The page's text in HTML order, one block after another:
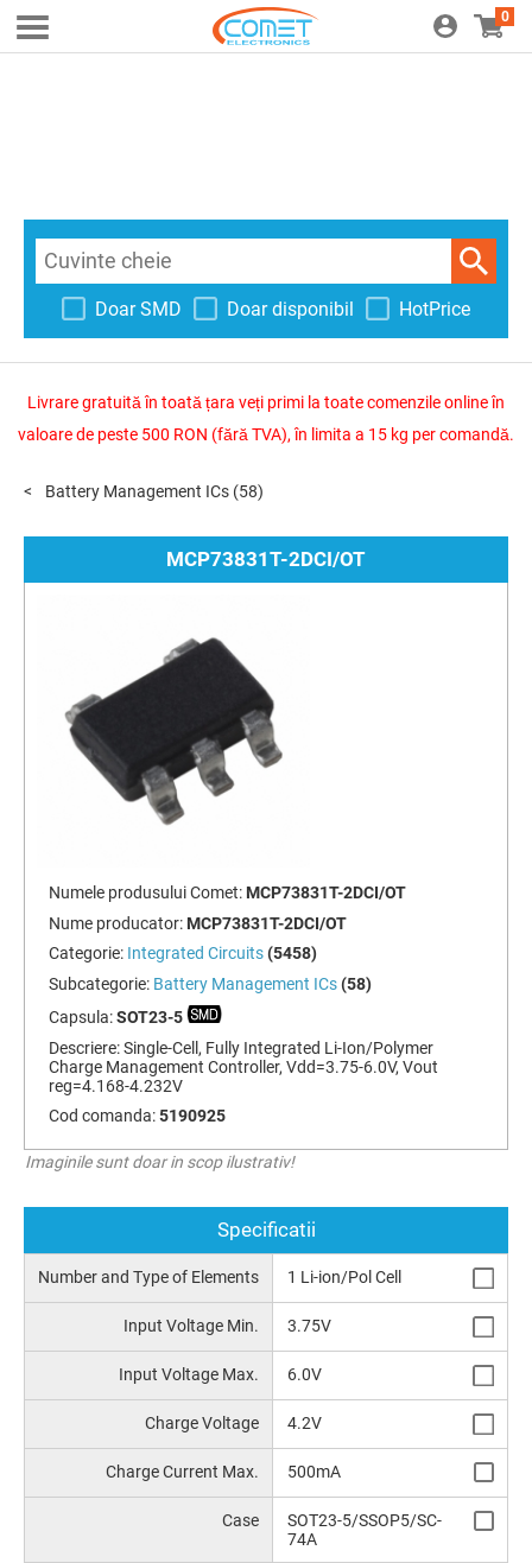
0
Doar SMD Doar disponibil HotPrice
Livrare gratuită în toată țara veți primi la toate comenzile online în
valoare de peste 500 RON (fără TVA), în limita a 15 kg per comandă.
Battery Management ICs (58)
MCP73831T-2DCI/OT
Numele produsului Comet: MCP73831T-2DCI/OT
Nume producator: MCP73831T-2DCI/OT
Categorie: Integrated Circuits (5458)
Subcategorie: Battery Management ICs (58)
Capsula:SOT23-5
Descriere:Single-Cell, Fully Integrated Li-Ion/Polymer
Charge Management Controller, Vdd=3.75-6.0V, Vout
reg=4.168-4.232V
Cod comanda:5190925
Imaginile sunt doar in scop ilustrativ!
Specificatii
Number and Type of Elements 1 Li-ion/Pol Cell
Input Voltage Min. 3.75V
Input Voltage Max. 6.0V
Charge Voltage 4.2V
Charge Current Max. 500mA
Case
SOT23-5/SSOP5/SC-
74A